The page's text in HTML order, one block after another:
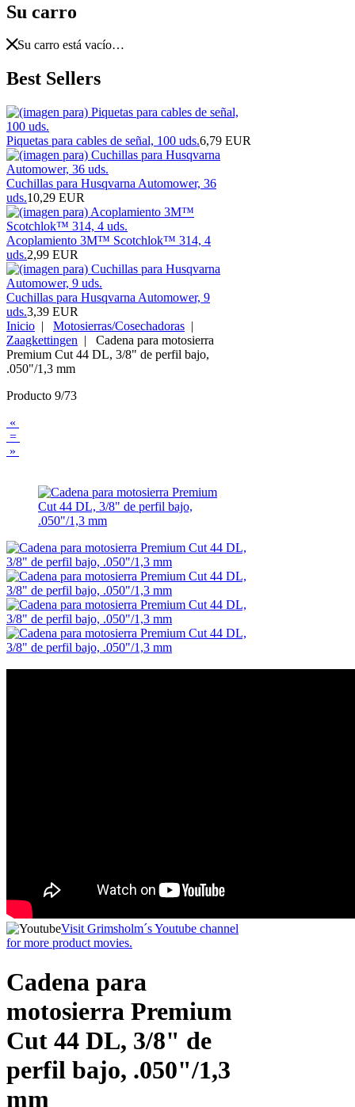
Su carro
Su carro está vacío…
Best Sellers
Piquetas para cables de señal, 100 uds.6,79 EUR
Cuchillas para Husqvarna Automower, 36
uds.10,29 EUR
Acoplamiento 3M™ Scotchlok™ 314, 4
uds.2,99 EUR
Cuchillas para Husqvarna Automower, 9
uds.3,39 EUR
Inicio | Motosierras/Cosechadoras |
Zaagkettingen | Cadena para motosierra
Premium Cut 44 DL, 3/8" de perfil bajo,
.050"/1,3 mm
Producto 9/73
«
=
»
Visit Grimsholm´s Youtube channel
for more product movies.
Cadena para
motosierra Premium
Cut 44 DL, 3/8" de
perfil bajo, .050"/1,3
mm